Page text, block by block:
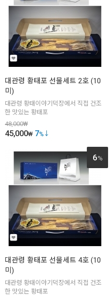
대관령 황태포 선물세트 2호 (10
미)
대관령 황태이야기덕장에서 직접 건조
한 맛있는 황태포
48,000₩
45,000₩ 7%
6%
대관령 황태포 선물세트 4호 (10
미)
대관령 황태이야기덕장에서 직접 건조
한 맛있는 황태포